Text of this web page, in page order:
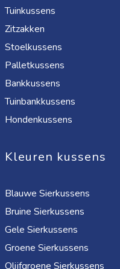
Tuinkussens
Zitzakken
Stoelkussens
Palletkussens
Bankkussens
Tuinbankkussens
Hondenkussens
Kleuren kussens
Blauwe Sierkussens
Bruine Sierkussens
Gele Sierkussens
Groene Sierkussens
Olijfgroene Sierkussens